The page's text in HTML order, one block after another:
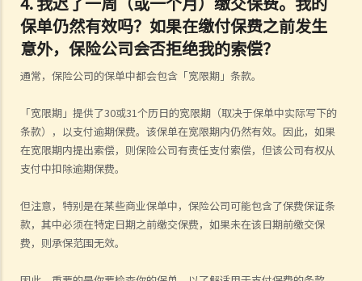
保单仍然有效吗？如果在缴付保费之前发生
意外，保险公司会否拒绝我的索偿？
通常，保险公司的保单中都会包含「宽限期」条款。
「宽限期」提供了30或31个历日的宽限期（取决于保单中实际写下的
条款），以支付逾期保费。该保单在宽限期内仍然有效。因此，如果
在宽限期内提出索偿，则保险公司有责任支付索偿，但该公司有权从
支付中扣除逾期保费。
但注意，特别是在某些商业保单中，保险公司可能包含了保费保证条
款，其中必须在特定日期之前缴交保费，如果未在该日期前缴交保
费，则承保范围无效。